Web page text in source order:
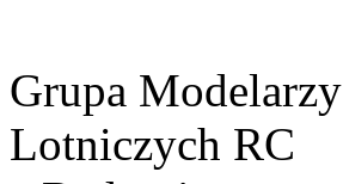
Grupa Modelarzy
Lotniczych RC